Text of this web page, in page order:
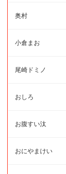
奥村
小倉まお
尾崎ドミノ
おしろ
お腹すい汰
おにやまけい